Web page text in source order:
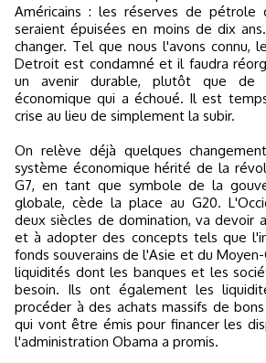
Américains : les réserves de pétrole
seraient épuisées en moins de dix
changer. Tel que nous l'avons connu,
Detroit est condamné et il faudra
un avenir durable, plutôt que de
économique qui a échoué. Il est
crise au lieu de simplement la subir.
On relève déjà quelques
système économique hérité de la
G7, en tant que symbole de la
globale, cède la place au G20.
deux siècles de domination, va devoir
et à adopter des concepts tels que
fonds souverains de l'Asie et du
liquidités dont les banques et les
besoin. Ils ont également les
procéder à des achats massifs de
qui vont être émis pour financer les
l'administration Obama a promis.